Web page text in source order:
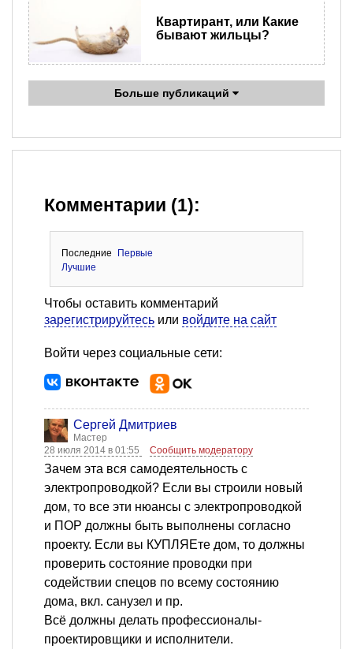
Квартирант, или Какие
бывают жильцы?
Больше публикаций
Комментарии (1):
Последние
Первые
Лучшие
Чтобы оставить комментарий
зарегистрируйтесь или войдите на сайт
Войти через социальные сети:
Сергей Дмитриев
Мастер
28 июля 2014 в 01:55
Сообщить модератору
Зачем эта вся самодеятельность с
электропроводкой? Если вы строили новый
дом, то все эти нюансы с электропроводкой
и ПОР должны быть выполнены согласно
проекту. Если вы КУПЛЯЕте дом, то должны
проверить состояние проводки при
содействии спецов по всему состоянию
дома, вкл. санузел и пр.
Всё должны делать профессионалы-
проектировщики и исполнители.